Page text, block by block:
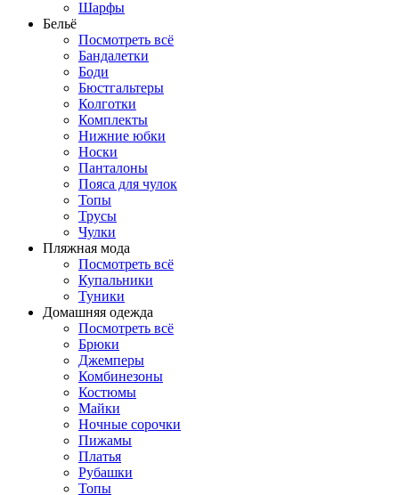
Шарфы
Бельё
Посмотреть всё
Бандалетки
Боди
Бюстгальтеры
Колготки
Комплекты
Нижние юбки
Носки
Панталоны
Поясa для чулок
Топы
Трусы
Чулки
Пляжная мода
Посмотреть всё
Купальники
Туники
Домашняя одежда
Посмотреть всё
Брюки
Джемперы
Комбинезоны
Костюмы
Майки
Ночные сорочки
Пижамы
Платья
Рубашки
Топы